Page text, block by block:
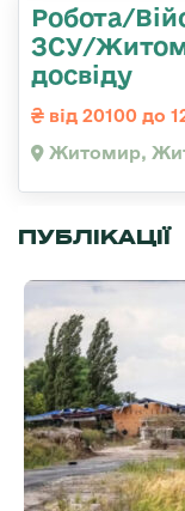
Робота/
ЗСУ/
досвіду
від 20100 до
Житомир,
ПУБЛІКАЦІЇ